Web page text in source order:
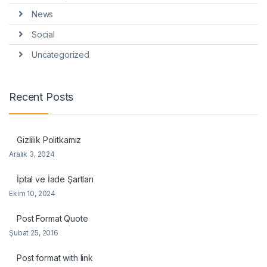
News
Social
Uncategorized
Recent Posts
Gizlilik Politkamız
Aralık 3, 2024
İptal ve İade Şartları
Ekim 10, 2024
Post Format Quote
Şubat 25, 2016
Post format with link